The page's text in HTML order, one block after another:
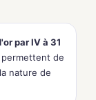
par IV à 31
permettent de
nature de